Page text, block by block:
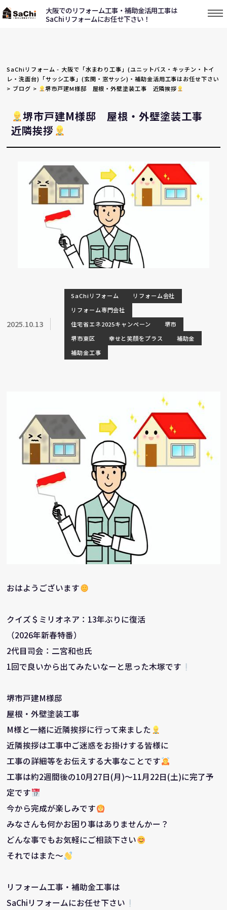
大阪でのリフォーム工事・補助金活用工事は
SaChiリフォームにお任せ下さい！
SaChiリフォーム - 大阪で「水まわり工事」(ユニットバス・キッチン・トイ
レ・洗面台)「サッシ工事」(玄関・窓サッシ)・補助金活用工事はお任せ下さい
> ブログ > 堺市戸建M様邸 屋根・外壁塗装工事 近隣挨拶
堺市戸建M様邸 屋根・外壁塗装工事
近隣挨拶
2025.10.13
SaChiリフォーム
リフォーム会社
リフォーム専門会社
住宅省エネ2025キャンペーン
堺市
堺市東区
幸せと笑顔をプラス
補助金
補助金工事
おはようございます
クイズ＄ミリオネア：13年ぶりに復活
（2026年新春特番）
2代目司会：二宮和也氏
1回で良いから出てみたいなーと思った木塚です
堺市戸建M様邸
屋根・外壁塗装工事
M様と一緒に近隣挨拶に行って来ました
近隣挨拶は工事中ご迷惑をお掛けする皆様に
工事の詳細等をお伝えする大事なことです
工事は約2週間後の10月27日(月)～11月22日(土)に完了予
定です
今から完成が楽しみです
みなさんも何かお困り事はありませんかー？
どんな事でもお気軽にご相談下さい
それではまた～
リフォーム工事・補助金工事は
SaChiリフォームにお任せ下さい